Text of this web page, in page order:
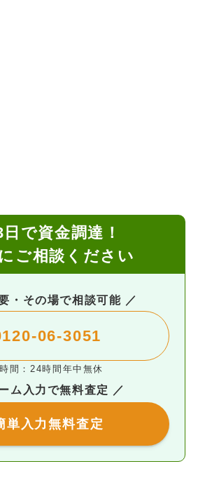
で資金調達！
ご相談ください
・その場で相談可能 ／
06-3051
間：24時間年中無休
ム入力で無料査定 ／
単入力無料査定